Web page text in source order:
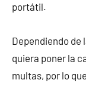
portátil.
Dependiendo de
quiera poner la
multas, por lo